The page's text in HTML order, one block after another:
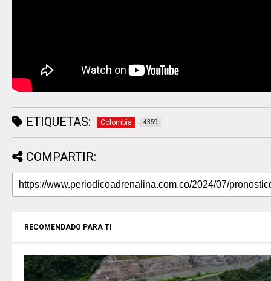
ETIQUETAS: Colombia 4359
COMPARTIR:
RECOMENDADO PARA TI